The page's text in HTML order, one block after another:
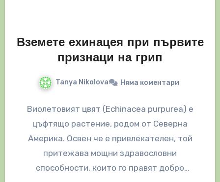
Вземете ехинацея при първите
признаци на грип
Tanya Nikolova Няма коментари
Виолетовият цвят (Echinacea purpurea) е
цъфтящо растение, родом от Северна
Америка. Освен че е привлекателен, той
притежава мощни здравословни
способности, които го правят добро